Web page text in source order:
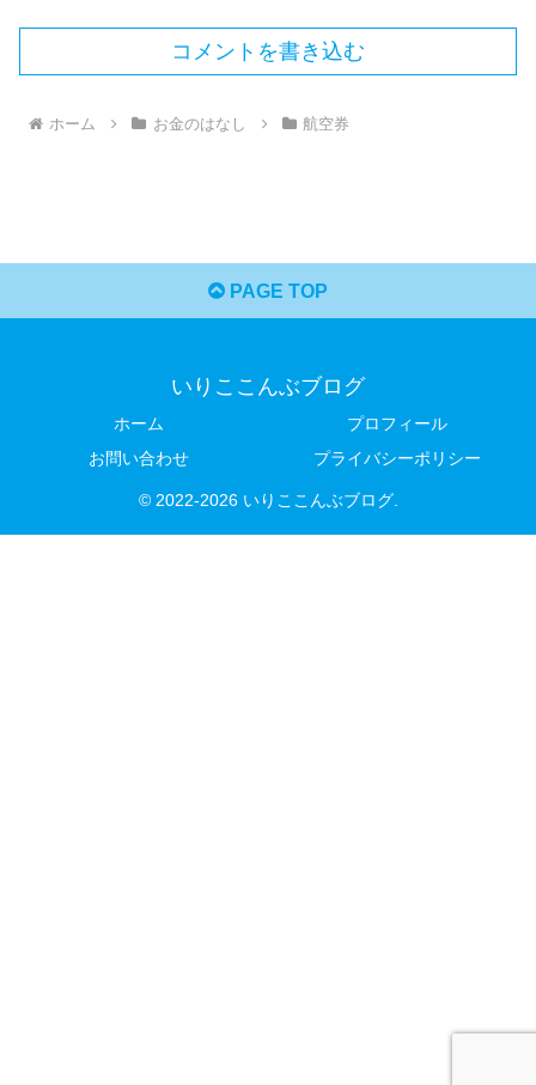
コメントを書き込む
ホーム お金のはなし 航空券
PAGE TOP
いりここんぶブログ
ホーム
プロフィール
お問い合わせ
プライバシーポリシー
© 2022-2026 いりここんぶブログ.